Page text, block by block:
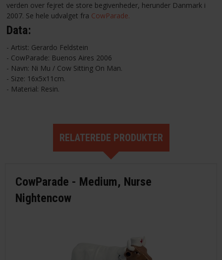
verden over fejret de store begivenheder, herunder Danmark i
2007. Se hele udvalget fra CowParade.
Data:
- Artist: Gerardo Feldstein
- CowParade: Buenos Aires 2006
- Navn: Ni Mu / Cow Sitting On Man.
- Size: 16x5x11cm.
- Material: Resin.
RELATEREDE PRODUKTER
CowParade - Medium, Nurse
Nightencow